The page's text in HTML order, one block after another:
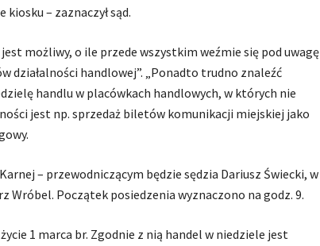
– zaznaczył sąd.
możliwy, o ile przede wszystkim weźmie się pod uwagę
działalności handlowej”. „Ponadto trudno znaleźć
handlu w placówkach handlowych, w których nie
jest np. sprzedaż biletów komunikacji miejskiej jako
– przewodniczącym będzie sędzia Dariusz Świecki, w
Wróbel. Początek posiedzenia wyznaczono na godz. 9.
1 marca br. Zgodnie z nią handel w niedziele jest